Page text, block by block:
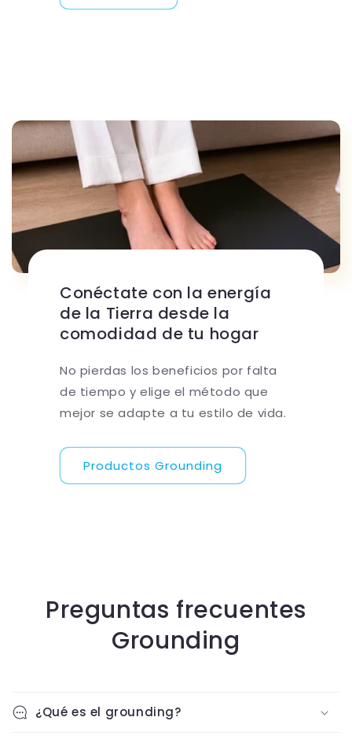
Conéctate con la energía
de la Tierra desde la
comodidad de tu hogar
No pierdas los beneficios por falta
de tiempo y elige el método que
mejor se adapte a tu estilo de vida.
Productos Grounding
Preguntas frecuentes
Grounding
¿Qué es el grounding?